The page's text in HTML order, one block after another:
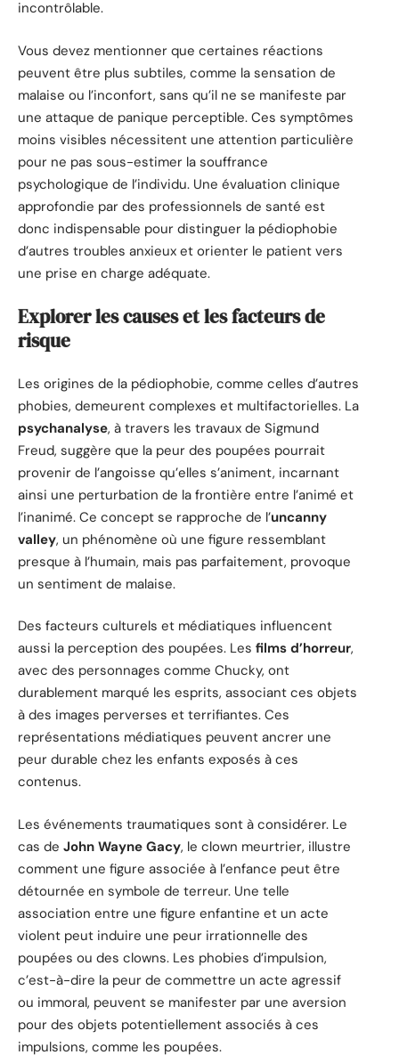
incontrôlable.
Vous devez mentionner que certaines réactions
peuvent être plus subtiles, comme la sensation de
malaise ou l’inconfort, sans qu’il ne se manifeste par
une attaque de panique perceptible. Ces symptômes
moins visibles nécessitent une attention particulière
pour ne pas sous-estimer la souffrance
psychologique de l’individu. Une évaluation clinique
approfondie par des professionnels de santé est
donc indispensable pour distinguer la pédiophobie
d’autres troubles anxieux et orienter le patient vers
une prise en charge adéquate.
Explorer les causes et les facteurs de
risque
Les origines de la pédiophobie, comme celles d’autres
phobies, demeurent complexes et multifactorielles. La
psychanalyse, à travers les travaux de Sigmund
Freud, suggère que la peur des poupées pourrait
provenir de l’angoisse qu’elles s’animent, incarnant
ainsi une perturbation de la frontière entre l’animé et
l’inanimé. Ce concept se rapproche de l’uncanny
valley, un phénomène où une figure ressemblant
presque à l’humain, mais pas parfaitement, provoque
un sentiment de malaise.
Des facteurs culturels et médiatiques influencent
aussi la perception des poupées. Les films d’horreur,
avec des personnages comme Chucky, ont
durablement marqué les esprits, associant ces objets
à des images perverses et terrifiantes. Ces
représentations médiatiques peuvent ancrer une
peur durable chez les enfants exposés à ces
contenus.
Les événements traumatiques sont à considérer. Le
cas de John Wayne Gacy, le clown meurtrier, illustre
comment une figure associée à l’enfance peut être
détournée en symbole de terreur. Une telle
association entre une figure enfantine et un acte
violent peut induire une peur irrationnelle des
poupées ou des clowns. Les phobies d’impulsion,
c’est-à-dire la peur de commettre un acte agressif
ou immoral, peuvent se manifester par une aversion
pour des objets potentiellement associés à ces
impulsions, comme les poupées.